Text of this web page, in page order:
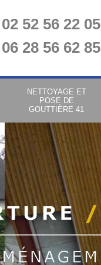
02 52 56 22 05
06 28 56 62 85
NETTOYAGE ET
POSE DE
GOUTTIÈRE 41